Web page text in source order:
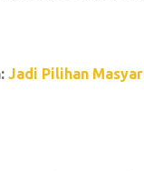
Jadi Pilihan